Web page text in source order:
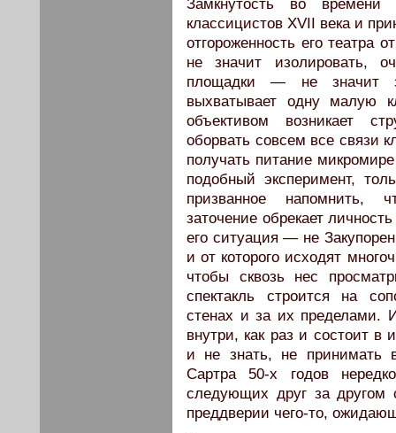
Замкнутость во
классицистов XVII века и
отгороженность его театра
не значит изолировать,
площадки — не значит
выхватывает одну малую
объективом возникает
оборвать совсем все связи
получать питание
подобный эксперимент,
призванное напомнить,
заточение обрекает
его ситуация — не
и от которого исходят
чтобы сквозь нес
спектакль строится на
стенах и за их пределами.
внутри, как раз и состоит в
и не знать, не принимать
Сартра 50-х годов
следующих друг за другом
преддверии чего-то,